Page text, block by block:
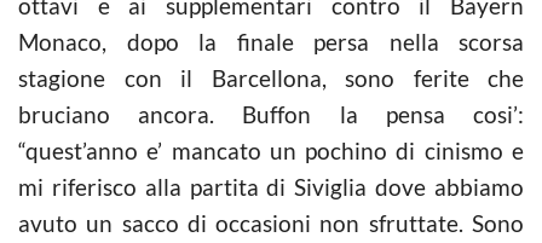
Monaco, dopo la finale persa nella scorsa
stagione con il Barcellona, sono ferite che
bruciano ancora. Buffon la pensa cosi’:
“quest’anno e’ mancato un pochino di cinismo e
mi riferisco alla partita di Siviglia dove abbiamo
avuto un sacco di occasioni non sfruttate. Sono